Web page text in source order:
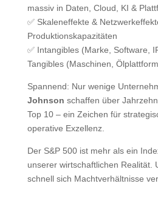
massiv in Daten, Cloud, KI &
✅ Skaleneffekte &
Produktionskapazitäten
✅ Intangibles (Marke, Software,
Tangibles (Maschinen,
Spannend: Nur wenige
Johnson schaffen über
Top 10 – ein Zeichen für
operative Exzellenz.
Der S&P 500 ist mehr als ein
unserer wirtschaftlichen Realität.
schnell sich Machtverhältnisse